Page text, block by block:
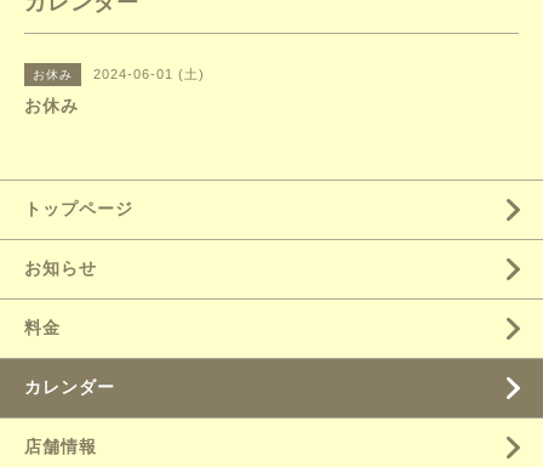
お休み 2024-06-01 (土)
お休み
トップページ
お知らせ
料金
カレンダー
店舗情報